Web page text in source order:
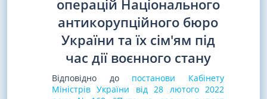
операцій Національного
антикорупційного бюро
України та їх сім'ям під
час дії воєнного стану
Відповідно до постанови Кабінету
Міністрів України від 28 лютого 2022